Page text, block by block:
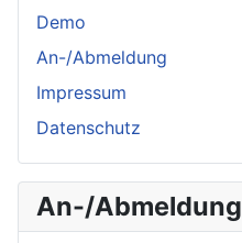
Demo
An-/Abmeldung
Impressum
Datenschutz
An-/Abmeldung